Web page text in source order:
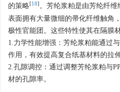
的策略[18] 。芳纶浆粕是由芳纶纤
表面拥有大量微细的帚化纤维触角
极性官能团。这些特性使其在隔膜
1.力学性能增强：芳纶浆粕能通过
作用，有效提高复合纸基材料的拉
2.孔隙调控：通过调整芳纶浆粕与
材的孔隙率。